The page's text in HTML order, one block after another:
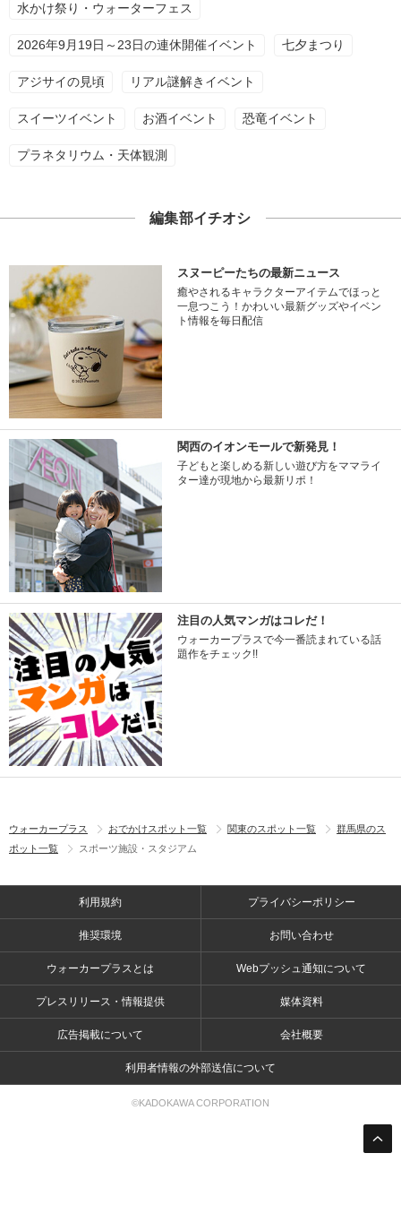
水かけ祭り・ウォーターフェス
2026年9月19日～23日の連休開催イベント 七夕まつり
アジサイの見頃 リアル謎解きイベント
スイーツイベント お酒イベント 恐竜イベント
プラネタリウム・天体観測
編集部イチオシ
スヌーピーたちの最新ニュース
癒やされるキャラクターアイテムでほっと
一息つこう！かわいい最新グッズやイベン
ト情報を毎日配信
関西のイオンモールで新発見！
子どもと楽しめる新しい遊び方をママライ
ター達が現地から最新リポ！
注目の人気マンガはコレだ！
ウォーカープラスで今一番読まれている話
題作をチェック!!
ウォーカープラス おでかけスポット一覧 関東のスポット一覧
群馬県のス
ポット一覧
スポーツ施設・スタジアム
利用規約 プライバシーポリシー
推奨環境 お問い合わせ
ウォーカープラスとは Webプッシュ通知について
プレスリリース・情報提供 媒体資料
広告掲載について 会社概要
利用者情報の外部送信について
©KADOKAWA CORPORATION